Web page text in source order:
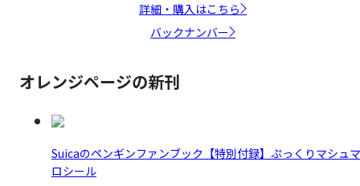
詳細・購入はこちら
バックナンバー
オレンジページの新刊
Suicaのペンギンファンブック【特別付録】ぷっくりマシュマ
ロシール